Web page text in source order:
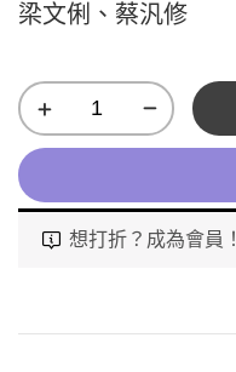
梁文俐、蔡汎修
想打折？成為會員！